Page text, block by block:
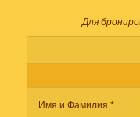
Для
Имя и Фамилия *